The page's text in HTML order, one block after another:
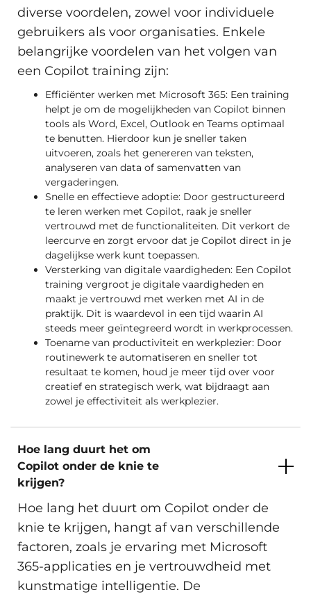
diverse voordelen, zowel voor individuele
gebruikers als voor organisaties. Enkele
belangrijke voordelen van het volgen van
een Copilot training zijn:
Efficiënter werken met Microsoft 365: Een training
helpt je om de mogelijkheden van Copilot binnen
tools als Word, Excel, Outlook en Teams optimaal
te benutten. Hierdoor kun je sneller taken
uitvoeren, zoals het genereren van teksten,
analyseren van data of samenvatten van
vergaderingen.
Snelle en effectieve adoptie: Door gestructureerd
te leren werken met Copilot, raak je sneller
vertrouwd met de functionaliteiten. Dit verkort de
leercurve en zorgt ervoor dat je Copilot direct in je
dagelijkse werk kunt toepassen.
Versterking van digitale vaardigheden: Een Copilot
training vergroot je digitale vaardigheden en
maakt je vertrouwd met werken met AI in de
praktijk. Dit is waardevol in een tijd waarin AI
steeds meer geïntegreerd wordt in werkprocessen.
Toename van productiviteit en werkplezier: Door
routinewerk te automatiseren en sneller tot
resultaat te komen, houd je meer tijd over voor
creatief en strategisch werk, wat bijdraagt aan
zowel je effectiviteit als werkplezier.
Hoe lang duurt het om
Copilot onder de knie te
krijgen?
Hoe lang het duurt om Copilot onder de
knie te krijgen, hangt af van verschillende
factoren, zoals je ervaring met Microsoft
365-applicaties en je vertrouwdheid met
kunstmatige intelligentie. De